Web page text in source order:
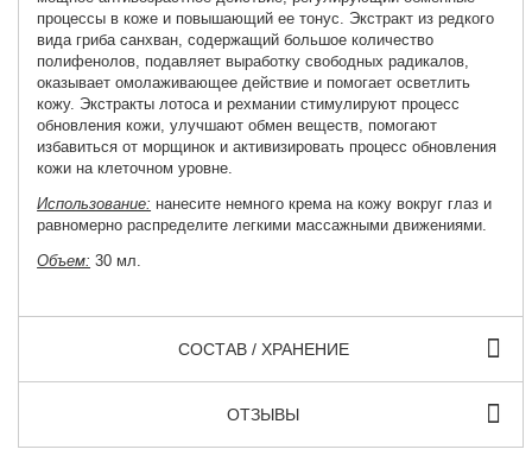
процессы в коже и повышающий ее тонус. Экстракт из редкого
вида гриба санхван, содержащий большое количество
полифенолов, подавляет выработку свободных радикалов,
оказывает омолаживающее действие и помогает осветлить
кожу. Экстракты лотоса и рехмании стимулируют процесс
обновления кожи, улучшают обмен веществ, помогают
избавиться от морщинок и активизировать процесс обновления
кожи на клеточном уровне.
Использование: нанесите немного крема на кожу вокруг глаз и
равномерно распределите легкими массажными движениями.
Объем: 30 мл.
СОСТАВ / ХРАНЕНИЕ
ОТЗЫВЫ